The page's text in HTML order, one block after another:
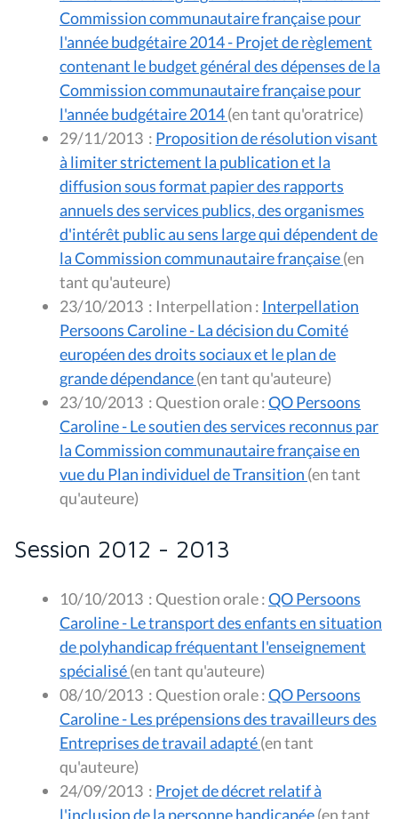
Commission communautaire française pour
l'année budgétaire 2014 - Projet de règlement
contenant le budget général des dépenses de la
Commission communautaire française pour
l'année budgétaire 2014
(en tant qu'oratrice)
29/11/2013 : Proposition de résolution visant
à limiter strictement la publication et la
diffusion sous format papier des rapports
annuels des services publics, des organismes
d'intérêt public au sens large qui dépendent de
la Commission communautaire française(en
tant qu'auteure)
23/10/2013 : Interpellation : Interpellation
Persoons Caroline - La décision du Comité
européen des droits sociaux et le plan de
grande dépendance
(en tant qu'auteure)
23/10/2013 : Question orale :QO Persoons
Caroline - Le soutien des services reconnus par
la Commission communautaire française en
vue du Plan individuel de Transition (en tant
qu'auteure)
Session 2012 - 2013
10/10/2013 : Question orale :QO Persoons
Caroline - Le transport des enfants en situation
de polyhandicap fréquentant l'enseignement
spécialisé
(en tant qu'auteure)
08/10/2013 : Question orale :QO Persoons
Caroline - Les prépensions des travailleurs des
Entreprises de travail adapté(en tant
qu'auteure)
24/09/2013 : Projet de décret relatif à
l'inclusion de la personne handicapée(en tant